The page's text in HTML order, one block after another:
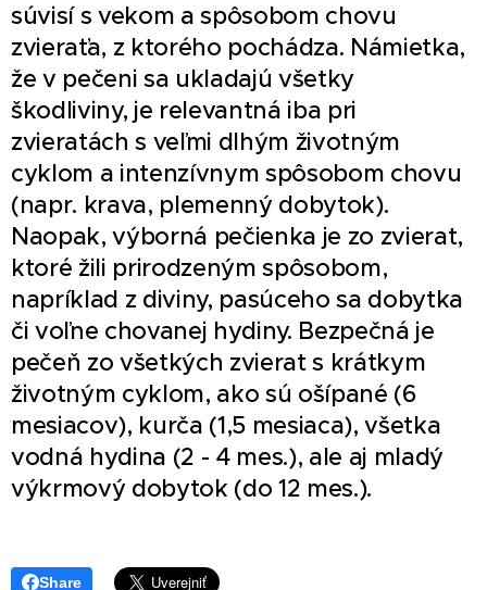
súvisí s vekom a spôsobom chovu
zvieraťa, z ktorého pochádza. Námietka,
že v pečeni sa ukladajú všetky
škodliviny, je relevantná iba pri
zvieratách s veľmi dlhým životným
cyklom a intenzívnym spôsobom chovu
(napr. krava, plemenný dobytok).
Naopak, výborná pečienka je zo zvierat,
ktoré žili prirodzeným spôsobom,
napríklad z diviny, pasúceho sa dobytka
či voľne chovanej hydiny. Bezpečná je
pečeň zo všetkých zvierat s krátkym
životným cyklom, ako sú ošípané (6
mesiacov), kurča (1,5 mesiaca), všetka
vodná hydina (2 - 4 mes.), ale aj mladý
výkrmový dobytok (do 12 mes.).
Share